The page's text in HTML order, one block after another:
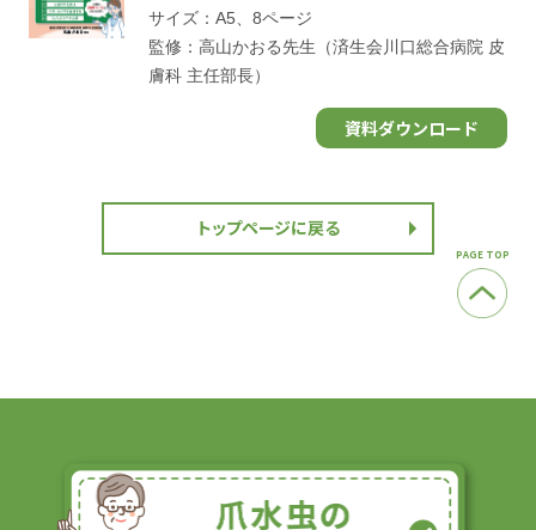
サイズ：A5、8ページ
監修：高山かおる先生（済生会川口総合病院 皮
膚科 主任部長）
資料ダウンロード
トップページに戻る
PAGE TOP